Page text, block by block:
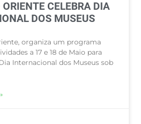
CELEBRA DIA
DOS MUSEUS
organiza um programa
a 17 e 18 de Maio para
Internacional dos Museus sob